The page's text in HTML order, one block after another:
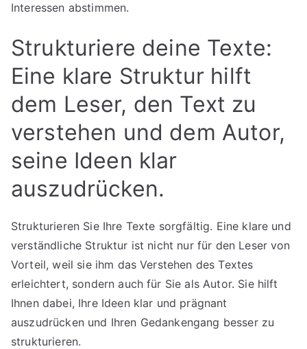
Interessen abstimmen.
Strukturiere deine Texte:
Eine klare Struktur hilft
dem Leser, den Text zu
verstehen und dem Autor,
seine Ideen klar
auszudrücken.
Strukturieren Sie Ihre Texte sorgfältig. Eine klare und
verständliche Struktur ist nicht nur für den Leser von
Vorteil, weil sie ihm das Verstehen des Textes
erleichtert, sondern auch für Sie als Autor. Sie hilft
Ihnen dabei, Ihre Ideen klar und prägnant
auszudrücken und Ihren Gedankengang besser zu
strukturieren.